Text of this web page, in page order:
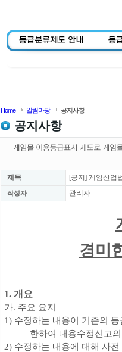
Home 알림마당 공지사항
공지사항
제목 [공지] 게임산업
작성자 관리자
경미
1. 개요
가. 주요 요지
1) 수정하는 내용이 기존의 등
한하여 내용수정신고
2) 수정하는 내용에 대해 사전